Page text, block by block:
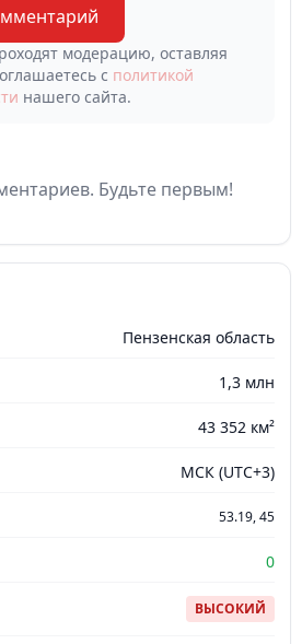
модерацию, оставляя
с политикой
нашего сайта.
Будьте первым!
Пензенская область
1,3 млн
43 352 км²
МСК (UTC+3)
53.19, 45
0
ВЫСОКИЙ